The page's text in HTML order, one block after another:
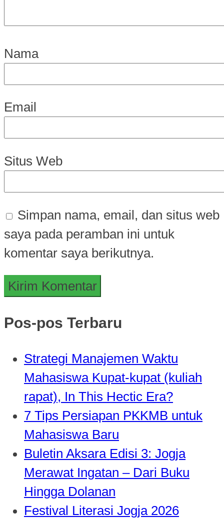
Nama
Email
Situs Web
Simpan nama, email, dan situs web
saya pada peramban ini untuk
komentar saya berikutnya.
Pos-pos Terbaru
Strategi Manajemen Waktu
Mahasiswa Kupat-kupat (kuliah
rapat), In This Hectic Era?
7 Tips Persiapan PKKMB untuk
Mahasiswa Baru
Buletin Aksara Edisi 3: Jogja
Merawat Ingatan – Dari Buku
Hingga Dolanan
Festival Literasi Jogja 2026